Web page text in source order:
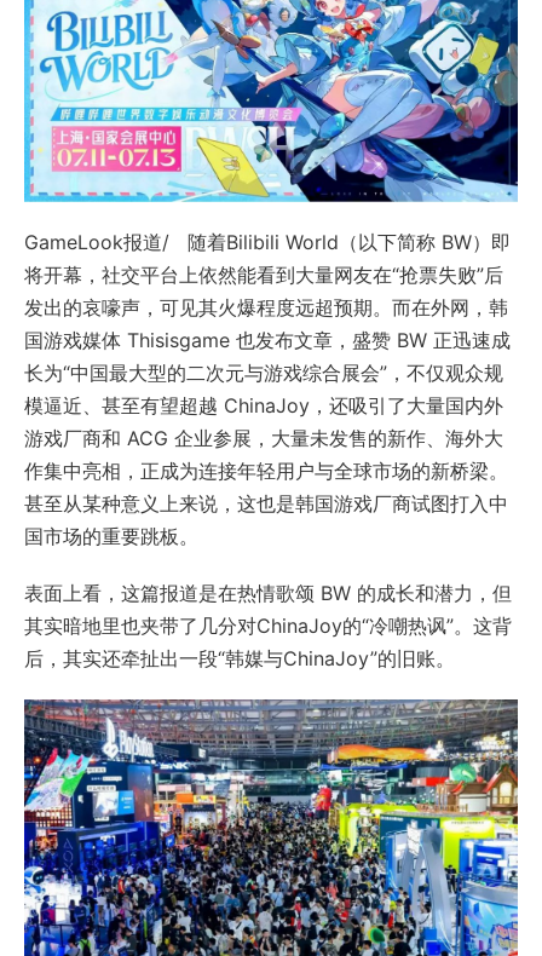
GameLook报道/ 随着Bilibili World（以下简称 BW）即
将开幕，社交平台上依然能看到大量网友在“抢票失败”后
发出的哀嚎声，可见其火爆程度远超预期。而在外网，韩
国游戏媒体 Thisisgame 也发布文章，盛赞 BW 正迅速成
长为“中国最大型的二次元与游戏综合展会”，不仅观众规
模逼近、甚至有望超越 ChinaJoy，还吸引了大量国内外
游戏厂商和 ACG 企业参展，大量未发售的新作、海外大
作集中亮相，正成为连接年轻用户与全球市场的新桥梁。
甚至从某种意义上来说，这也是韩国游戏厂商试图打入中
国市场的重要跳板。
表面上看，这篇报道是在热情歌颂 BW 的成长和潜力，但
其实暗地里也夹带了几分对ChinaJoy的“冷嘲热讽”。这背
后，其实还牵扯出一段“韩媒与ChinaJoy”的旧账。